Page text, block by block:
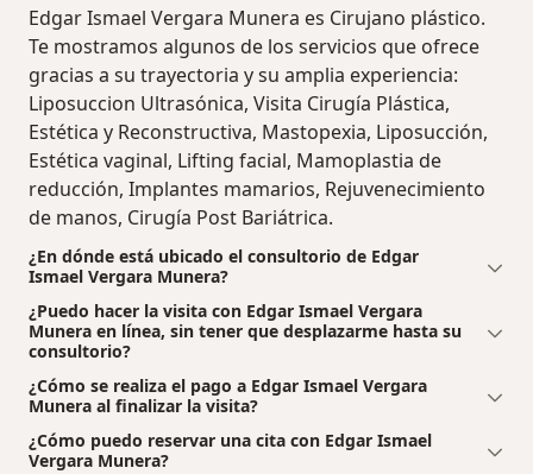
Edgar Ismael Vergara Munera es Cirujano plástico.
Te mostramos algunos de los servicios que ofrece
gracias a su trayectoria y su amplia experiencia:
Liposuccion Ultrasónica, Visita Cirugía Plástica,
Estética y Reconstructiva, Mastopexia, Liposucción,
Estética vaginal, Lifting facial, Mamoplastia de
reducción, Implantes mamarios, Rejuvenecimiento
de manos, Cirugía Post Bariátrica.
¿En dónde está ubicado el consultorio de Edgar
Ismael Vergara Munera?
¿Puedo hacer la visita con Edgar Ismael Vergara
Munera en línea, sin tener que desplazarme hasta su
consultorio?
¿Cómo se realiza el pago a Edgar Ismael Vergara
Munera al finalizar la visita?
¿Cómo puedo reservar una cita con Edgar Ismael
Vergara Munera?